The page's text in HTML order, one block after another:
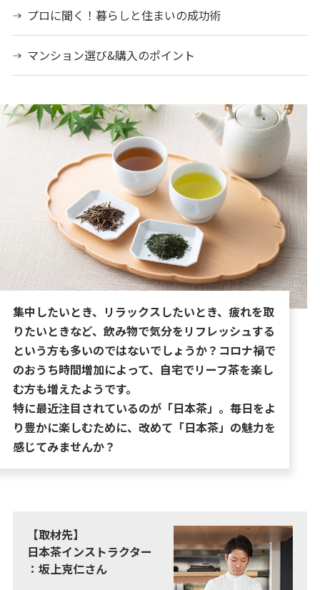
集中したいとき、リラックスしたいとき、疲れを取
りたいときなど、飲み物で気分をリフレッシュする
という方も多いのではないでしょうか？コロナ禍で
のおうち時間増加によって、自宅でリーフ茶を楽し
む方も増えたようです。
特に最近注目されているのが「日本茶」。毎日をよ
り豊かに楽しむために、改めて「日本茶」の魅力を
感じてみませんか？
【取材先】
日本茶インストラクター
：坂上克仁さん
プロに聞く！暮らしと住まいの成功術
マンション選び&購入のポイント